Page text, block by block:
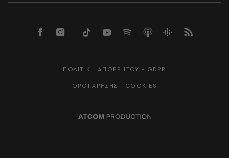
ΠΟΛΙΤΙΚΗ ΑΠΟΡΡΗΤΟΥ - GDPR
ΟΡΟΙ ΧΡΗΣΗΣ - COOKIES